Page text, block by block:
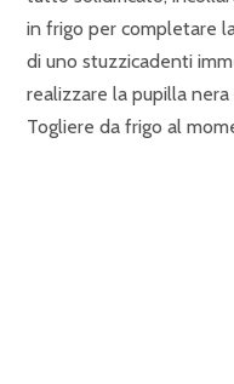
in frigo per completare
di uno stuzzicadenti
realizzare la pupilla nera
Togliere da frigo al